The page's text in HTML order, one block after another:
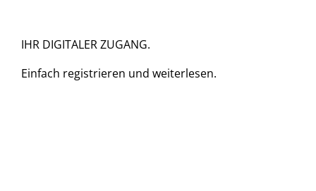
IHR DIGITALER ZUGANG.
Einfach registrieren und weiterlesen.